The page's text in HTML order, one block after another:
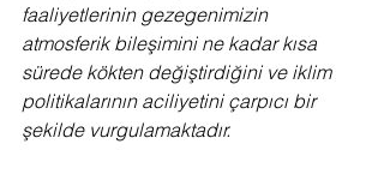
faaliyetlerinin gezegenimizin
atmosferik bileşimini ne kadar kısa
sürede kökten değiştirdiğini ve iklim
politikalarının aciliyetini çarpıcı bir
şekilde vurgulamaktadır.